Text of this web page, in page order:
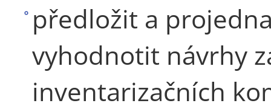
předložit a
vyhodnotit návrhy
inventarizačních